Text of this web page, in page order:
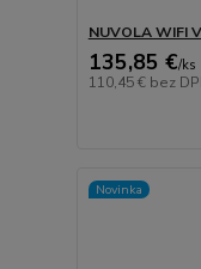
NUVOLA WIFI
135,85 €/ks
110,45 € bez
Novinka